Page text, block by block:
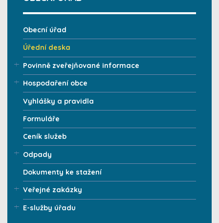
Obecní úřad
Úřední deska
Povinně zveřejňované informace
Hospodaření obce
Vyhlášky a pravidla
Formuláře
Ceník služeb
Odpady
Dokumenty ke stažení
Veřejné zakázky
E-služby úřadu